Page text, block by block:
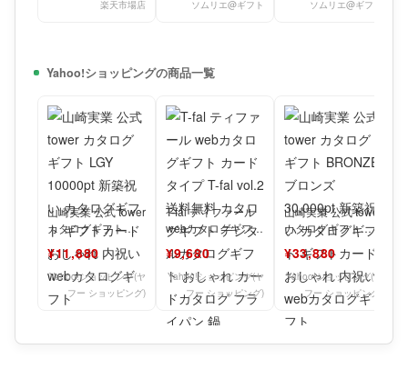
楽天市場店
ソムリエ@ギフト ソムリエ@ギフト
Yahoo!ショッピングの商品一覧
山崎実業 公式 tower
カタログギフト
LGY 10000pt 新築
祝い カ
¥11,880
Yahoo!ショッピング(ヤ
フー ショッピング)
T-fal ティファール
webカタログギフト
カードタイプ T-fal
vol
¥9,680
Yahoo!ショッピング(ヤ
フー ショッピング)
山崎実業 公式 tower
カタログギフト
BRONZE ブロンズ
30,000
¥33,880
Yahoo!ショッピング(ヤ
フー ショッピング)